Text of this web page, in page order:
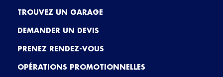
TROUVEZ UN GARAGE
DEMANDER UN DEVIS
PRENEZ RENDEZ-VOUS
OPÉRATIONS PROMOTIONNELLES